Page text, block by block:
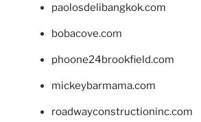
paolosdelibangkok.com
bobacove.com
phoone24brookfield.com
mickeybarmama.com
roadwayconstructioninc.com